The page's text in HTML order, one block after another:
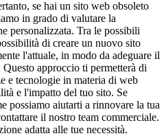
se hai un sito web obsoleto
in grado di valutare la
personalizzata. Tra le possibili
di creare un nuovo sito
l'attuale, in modo da adeguare il
approccio ti permetterà di
e tecnologie in materia di web
e l'impatto del tuo sito. Se
possiamo aiutarti a rinnovare la tua
il nostro team commerciale.
adatta alle tue necessità.